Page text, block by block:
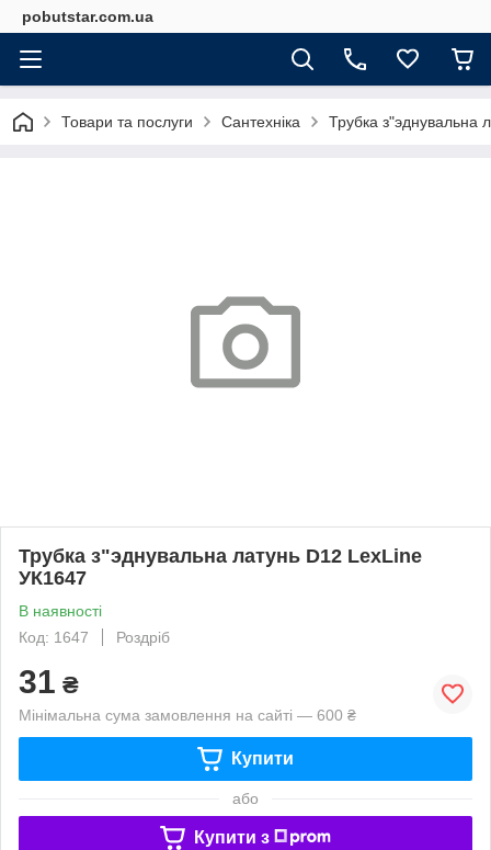
pobutstar.com.ua
Товари та послуги Сантехніка Трубка з"эднувальна
Трубка з"эднувальна латунь D12 LexLine
УК1647
В наявності
Код: 1647
Роздріб
31 ₴
Мінімальна сума замовлення на сайті — 600 ₴
Купити
або
Купити з